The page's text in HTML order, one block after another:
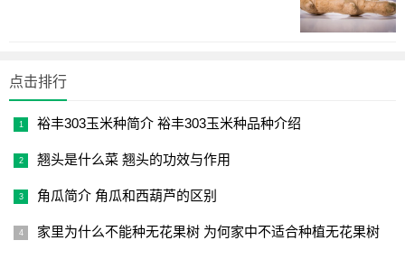
同时，消费者在购买草莓时，也应该注意选择品种、观察成
熟度，并了解草莓的采摘和储存条件，以确保购买到的草莓
以上绿植迷网带来的草莓不甜是什么原因引起的？的具体
内容，如果能给您带来帮助，记得常来绿植迷网网！
点击排行
裕丰303玉米种简介 裕丰303玉米种品种介绍
翘头是什么菜 翘头的功效与作用
角瓜简介 角瓜和西葫芦的区别
家里为什么不能种无花果树 为何家中不适合种植无花果树